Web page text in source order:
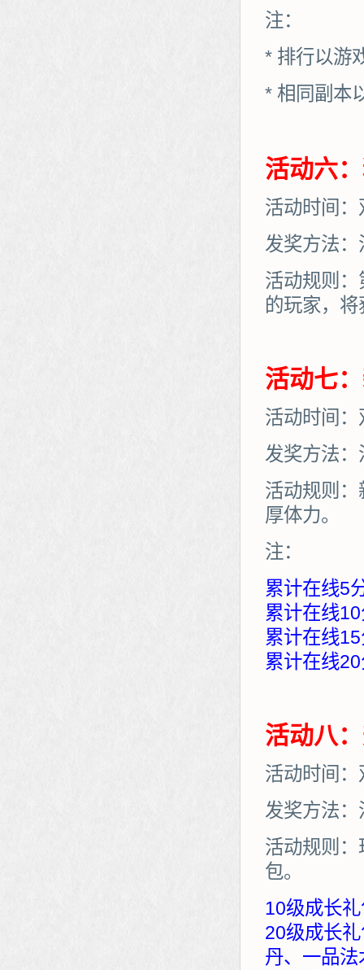
注：
* 排行以游
* 相同副本
活动六
活动时间
发奖方法
活动规则
的玩家，
活动七
活动时间
发奖方法
活动规则
厚体力。
注：
累计在线5
累计在线
累计在线
累计在线
活动八
活动时间
发奖方法
活动规则
包。
10级成长
20级成长
丹、一品法